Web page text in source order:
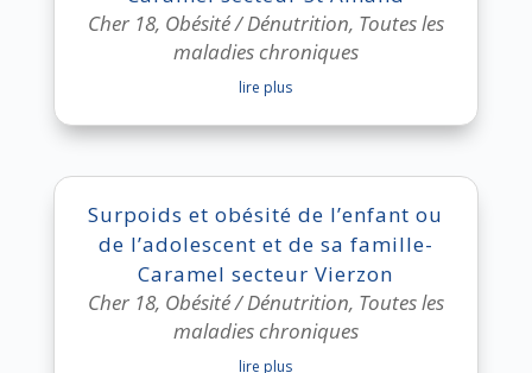
Cher 18, Obésité / Dénutrition, Toutes les
maladies chroniques
lire plus
Surpoids et obésité de l’enfant ou
de l’adolescent et de sa famille-
Caramel secteur Vierzon
Cher 18, Obésité / Dénutrition, Toutes les
maladies chroniques
lire plus